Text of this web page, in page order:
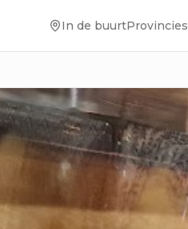
In de buurtProvincies